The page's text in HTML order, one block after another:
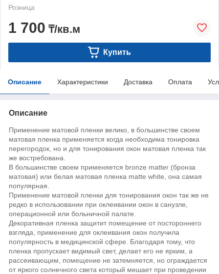
Розница
1 700 ₸/кв.м
Купить
Описание Характеристики Доставка Оплата
Описание
Применение матовой пленки велико, в большинстве своем
матовая пленка применяется когда необходима тонировка
перегородок, но и для тонирования окон матовая пленка так
же востребована.
В большинстве своем применяется bronze matter (бронза
матовая) или белая матовая пленка matte white, она самая
популярная.
Применение матовой пленки для тонирования окон так же не
редко в использовании при оклеивании окон в санузле,
операционной или больничной палате.
Декоративная пленка защитит помещение от постороннего
взгляда, применение для оклеивания окон получила
популярность в медицинской сфере. Благодаря тому, что
пленка пропускает видимый свет, делает его не ярким, а
рассеивающим, помещение не затемняется, но ограждается
от яркого солнечного света который мешает при проведении